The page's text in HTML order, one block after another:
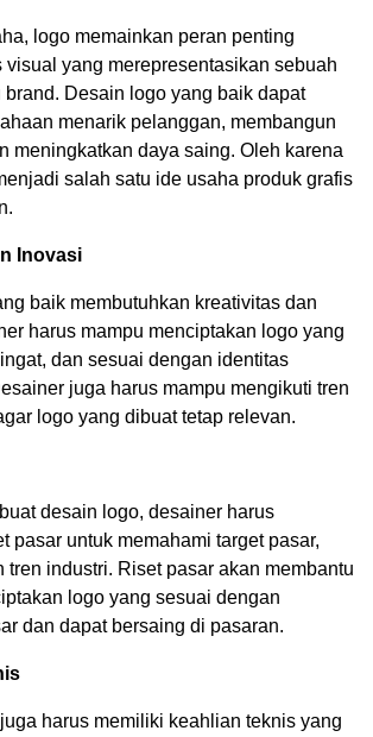
logo memainkan peran penting
visual yang merepresentasikan sebuah
brand. Desain logo yang baik dapat
menarik pelanggan, membangun
meningkatkan daya saing. Oleh karena
salah satu ide usaha produk grafis
Inovasi
baik membutuhkan kreativitas dan
harus mampu menciptakan logo yang
dan sesuai dengan identitas
juga harus mampu mengikuti tren
logo yang dibuat tetap relevan.
desain logo, desainer harus
pasar untuk memahami target pasar,
tren industri. Riset pasar akan membantu
logo yang sesuai dengan
dan dapat bersaing di pasaran.
harus memiliki keahlian teknis yang